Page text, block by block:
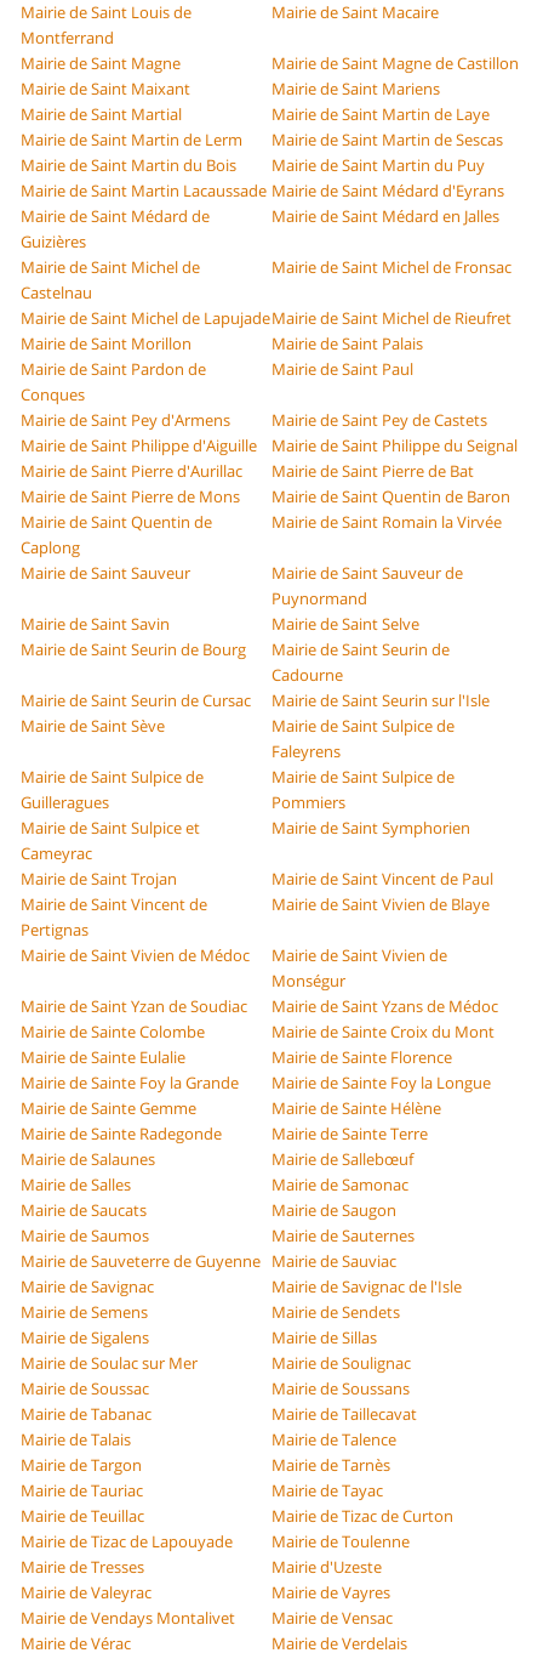
Mairie de Saint Louis de
Montferrand
Mairie de Saint Macaire
Mairie de Saint Magne
Mairie de Saint Magne de Castillon
Mairie de Saint Maixant
Mairie de Saint Mariens
Mairie de Saint Martial
Mairie de Saint Martin de Laye
Mairie de Saint Martin de Lerm
Mairie de Saint Martin de Sescas
Mairie de Saint Martin du Bois
Mairie de Saint Martin du Puy
Mairie de Saint Martin Lacaussade Mairie de Saint Médard d'Eyrans
Mairie de Saint Médard de
Guizières
Mairie de Saint Médard en Jalles
Mairie de Saint Michel de
Castelnau
Mairie de Saint Michel de Fronsac
Mairie de Saint Michel de LapujadeMairie de Saint Michel de Rieufret
Mairie de Saint Morillon
Mairie de Saint Palais
Mairie de Saint Pardon de
Conques
Mairie de Saint Paul
Mairie de Saint Pey d'Armens
Mairie de Saint Pey de Castets
Mairie de Saint Philippe d'Aiguille
Mairie de Saint Philippe du Seignal
Mairie de Saint Pierre d'Aurillac
Mairie de Saint Pierre de Bat
Mairie de Saint Pierre de Mons
Mairie de Saint Quentin de Baron
Mairie de Saint Quentin de
Caplong
Mairie de Saint Romain la Virvée
Mairie de Saint Sauveur
Mairie de Saint Sauveur de
Puynormand
Mairie de Saint Savin
Mairie de Saint Selve
Mairie de Saint Seurin de Bourg
Mairie de Saint Seurin de
Cadourne
Mairie de Saint Seurin de Cursac
Mairie de Saint Seurin sur l'Isle
Mairie de Saint Sève
Mairie de Saint Sulpice de
Faleyrens
Mairie de Saint Sulpice de
Guilleragues
Mairie de Saint Sulpice de
Pommiers
Mairie de Saint Sulpice et
Cameyrac
Mairie de Saint Symphorien
Mairie de Saint Trojan
Mairie de Saint Vincent de Paul
Mairie de Saint Vincent de
Pertignas
Mairie de Saint Vivien de Blaye
Mairie de Saint Vivien de Médoc
Mairie de Saint Vivien de
Monségur
Mairie de Saint Yzan de Soudiac
Mairie de Saint Yzans de Médoc
Mairie de Sainte Colombe
Mairie de Sainte Croix du Mont
Mairie de Sainte Eulalie
Mairie de Sainte Florence
Mairie de Sainte Foy la Grande
Mairie de Sainte Foy la Longue
Mairie de Sainte Gemme
Mairie de Sainte Hélène
Mairie de Sainte Radegonde
Mairie de Sainte Terre
Mairie de Salaunes
Mairie de Sallebœuf
Mairie de Salles
Mairie de Samonac
Mairie de Saucats
Mairie de Saugon
Mairie de Saumos
Mairie de Sauternes
Mairie de Sauveterre de Guyenne Mairie de Sauviac
Mairie de Savignac
Mairie de Savignac de l'Isle
Mairie de Semens
Mairie de Sendets
Mairie de Sigalens
Mairie de Sillas
Mairie de Soulac sur Mer
Mairie de Soulignac
Mairie de Soussac
Mairie de Soussans
Mairie de Tabanac
Mairie de Taillecavat
Mairie de Talais
Mairie de Talence
Mairie de Targon
Mairie de Tarnès
Mairie de Tauriac
Mairie de Tayac
Mairie de Teuillac
Mairie de Tizac de Curton
Mairie de Tizac de Lapouyade
Mairie de Toulenne
Mairie de Tresses
Mairie d'Uzeste
Mairie de Valeyrac
Mairie de Vayres
Mairie de Vendays Montalivet
Mairie de Vensac
Mairie de Vérac
Mairie de Verdelais